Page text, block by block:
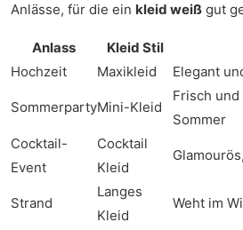
Anlässe, für die ein kleid weiß gut
Anlass Kleid Stil
Hochzeit
Maxikleid Elegant
SommerpartyMini-Kleid
Frisch
Sommer
Cocktail-
Event
Cocktail
Kleid
Strand
Langes
Kleid
Weht im